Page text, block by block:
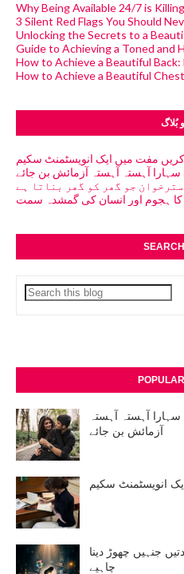
Why Being Available 24/7 is
3 Silent Red Flags You Should
Unlocking the Secrets to a
Guide to Achieving a Toned and
How to Achieve a Beautiful
How to Achieve a Beautiful
بُلاگ
مفت میں ایک انویسٹمنٹ سکیم
آہستہ آہستہ آزمائش بن جائے
جو گھر کو گھر بناتا ہے
کا ہجوم اور انسان کی گمشدہ سمت
آہستہ آہستہ
آزمائش بن جائے
انویسٹمنٹ سکیم
لیے 11 بری عادتیں جنہیں چھوڑ دینا
چاہیے